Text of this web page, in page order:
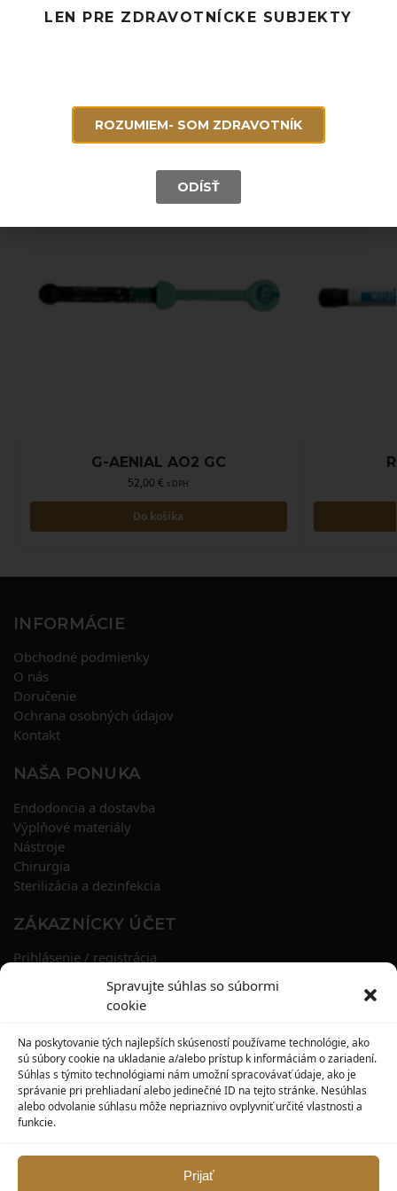
Spravujte súhlas so súbormi
cookie
Na poskytovanie tých najlepších skúseností používame technológie, ako
sú súbory cookie na ukladanie a/alebo prístup k informáciám o zariadení.
Súhlas s týmito technológiami nám umožní spracovávať údaje, ako je
správanie pri prehliadaní alebo jedinečné ID na tejto stránke. Nesúhlas
alebo odvolanie súhlasu môže nepriaznivo ovplyvniť určité vlastnosti a
funkcie.
Prijať
Rýchle doručenie a možnosť osobného odberu
Súvisiace produkty
G-AENIAL AO2 GC
52,00€ s DPH
Do košíka
INFORMÁCIE
Obchodné podmienky
O nás
Doručenie
Ochrana osobných údajov
Kontakt
NAŠA PONUKA
Endodoncia a dostavba
Výplňové materiály
Nástroje
Chirurgia
Sterilizácia a dezinfekcia
ZÁKAZNÍCKY ÚČET
Prihlásenie / registrácia
História objednávok
Zľavové kupóny
KONTAKT
MAXILO DENTAL, s. r. o.
917 05 Trnava
LEN PRE ZDRAVOTNÍCKE SUBJEKTY
ROZUMIEM- SOM ZDRAVOTNÍK
ODÍSŤ